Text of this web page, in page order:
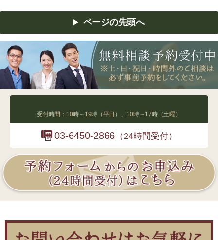
ページの先頭へ
受付時間：10時～19時（平日）、10時～17時（土曜）
03-6450-2866（24時間受付）